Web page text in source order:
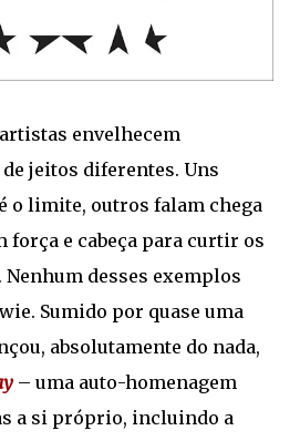
envelhecem
jeitos diferentes. Uns
o limite, outros falam chega
força e cabeça para curtir os
desses exemplos
Sumido por quase uma
absolutamente do nada,
– uma auto-homenagem
a si próprio, incluindo a